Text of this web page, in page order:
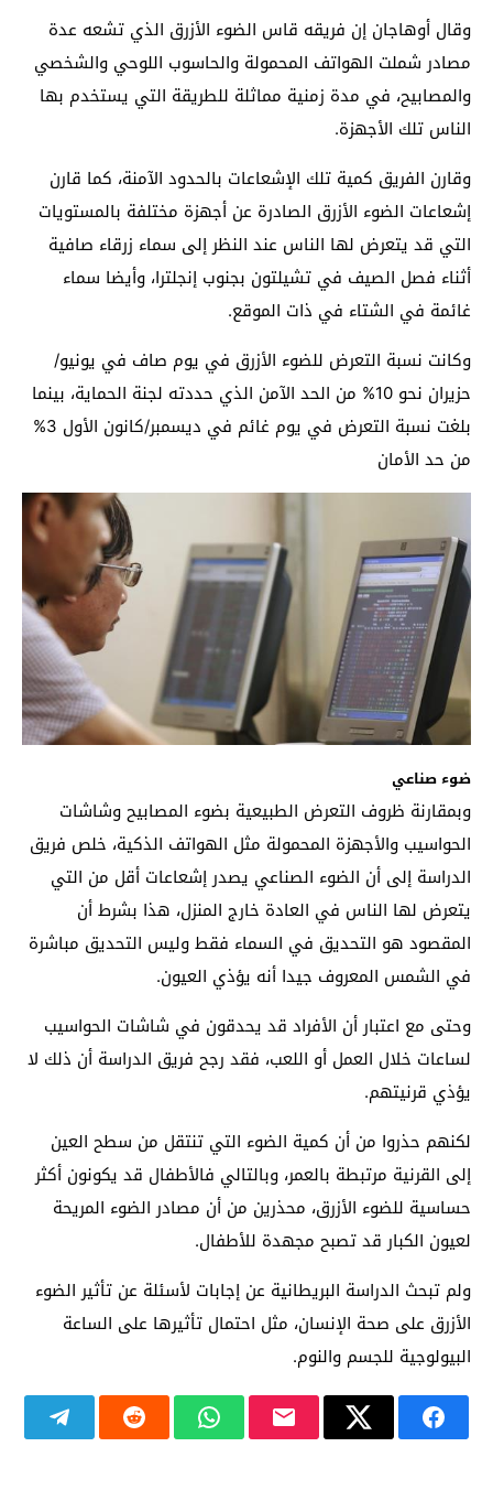
وقال أوهاجان إن فريقه قاس الضوء الأزرق الذي تشعه عدة
مصادر شملت الهواتف المحمولة والحاسوب اللوحي والشخصي
والمصابيح، في مدة زمنية مماثلة للطريقة التي يستخدم بها
الناس تلك الأجهزة.
وقارن الفريق كمية تلك الإشعاعات بالحدود الآمنة، كما قارن
إشعاعات الضوء الأزرق الصادرة عن أجهزة مختلفة بالمستويات
التي قد يتعرض لها الناس عند النظر إلى سماء زرقاء صافية
أثناء فصل الصيف في تشيلتون بجنوب إنجلترا، وأيضا سماء
غائمة في الشتاء في ذات الموقع.
وكانت نسبة التعرض للضوء الأزرق في يوم صاف في يونيو/
حزيران نحو 10% من الحد الآمن الذي حددته لجنة الحماية، بينما
بلغت نسبة التعرض في يوم غائم في ديسمبر/كانون الأول 3%
من حد الأمان
ضوء صناعي
وبمقارنة ظروف التعرض الطبيعية بضوء المصابيح وشاشات
الحواسيب والأجهزة المحمولة مثل الهواتف الذكية، خلص فريق
الدراسة إلى أن الضوء الصناعي يصدر إشعاعات أقل من التي
يتعرض لها الناس في العادة خارج المنزل، هذا بشرط أن
المقصود هو التحديق في السماء فقط وليس التحديق مباشرة
في الشمس المعروف جيدا أنه يؤذي العيون.
وحتى مع اعتبار أن الأفراد قد يحدقون في شاشات الحواسيب
لساعات خلال العمل أو اللعب، فقد رجح فريق الدراسة أن ذلك لا
يؤذي قرنيتهم.
لكنهم حذروا من أن كمية الضوء التي تنتقل من سطح العين
إلى القرنية مرتبطة بالعمر، وبالتالي فالأطفال قد يكونون أكثر
حساسية للضوء الأزرق، محذرين من أن مصادر الضوء المريحة
لعيون الكبار قد تصبح مجهدة للأطفال.
ولم تبحث الدراسة البريطانية عن إجابات لأسئلة عن تأثير الضوء
الأزرق على صحة الإنسان، مثل احتمال تأثيرها على الساعة
البيولوجية للجسم والنوم.